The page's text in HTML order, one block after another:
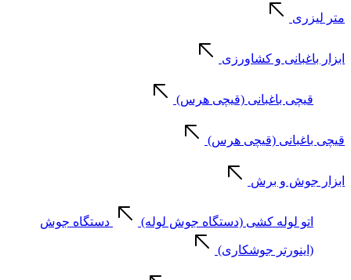
متر لیزری
ابزار باغبانی و کشاورزی
قیچی باغبانی (قیچی هرس)
قیچی باغبانی (قیچی هرس)
ابزار جوش و برش
اتو لوله کشی (دستگاه جوش لوله) دستگاه جوش
(اینورتر جوشکاری)